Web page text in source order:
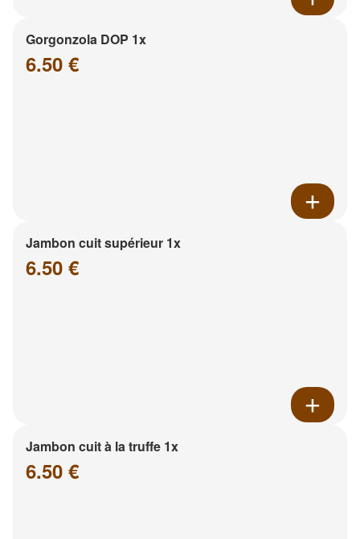
Gorgonzola DOP 1x
6.50 €
Jambon cuit supérieur 1x
6.50 €
Jambon cuit à la truffe 1x
6.50 €